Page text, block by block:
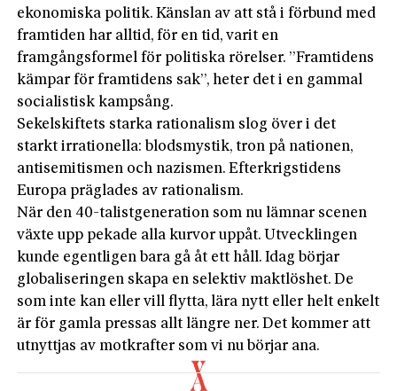
ekonomiska politik. Känslan av att stå i förbund med
framtiden har alltid, för en tid, varit en
framgångsformel för politiska rörelser. ”Framtidens
kämpar för framtidens sak”, heter det i en gammal
socialistisk kampsång.
Sekelskiftets starka rationalism slog över i det
starkt irrationella: blodsmystik, tron på nationen,
antisemitismen och nazismen. Efterkrigstidens
Europa präglades av rationalism.
När den 40-talistgeneration som nu lämnar scenen
växte upp pekade alla kurvor uppåt. Utvecklingen
kunde egentligen bara gå åt ett håll. Idag börjar
globaliseringen skapa en selektiv maktlöshet. De
som inte kan eller vill flytta, lära nytt eller helt enkelt
är för gamla pressas allt längre ner. Det kommer att
utnyttjas av motkrafter som vi nu börjar ana.